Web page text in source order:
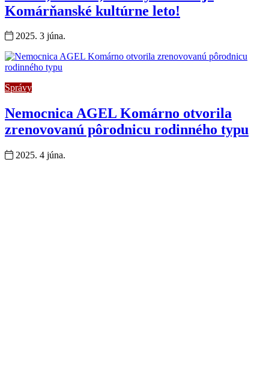
Komárňanské kultúrne leto!
2025. 3 júna.
Správy
Nemocnica AGEL Komárno otvorila
zrenovovanú pôrodnicu rodinného typu
2025. 4 júna.